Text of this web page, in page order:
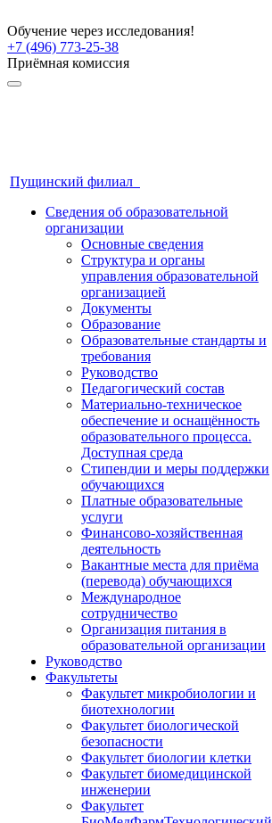
Обучение через исследования!
+7 (496) 773-25-38
Приёмная комиссия
Пущинский филиал
Сведения об образовательной
организации
Основные сведения
Структура и органы
управления образовательной
организацией
Документы
Образование
Образовательные стандарты и
требования
Руководство
Педагогический состав
Материально-техническое
обеспечение и оснащённость
образовательного процесса.
Доступная среда
Стипендии и меры поддержки
обучающихся
Платные образовательные
услуги
Финансово-хозяйственная
деятельность
Вакантные места для приёма
(перевода) обучающихся
Международное
сотрудничество
Организация питания в
образовательной организации
Руководство
Факультеты
Факультет микробиологии и
биотехнологии
Факультет биологической
безопасности
Факультет биологии клетки
Факультет биомедицинской
инженерии
Факультет